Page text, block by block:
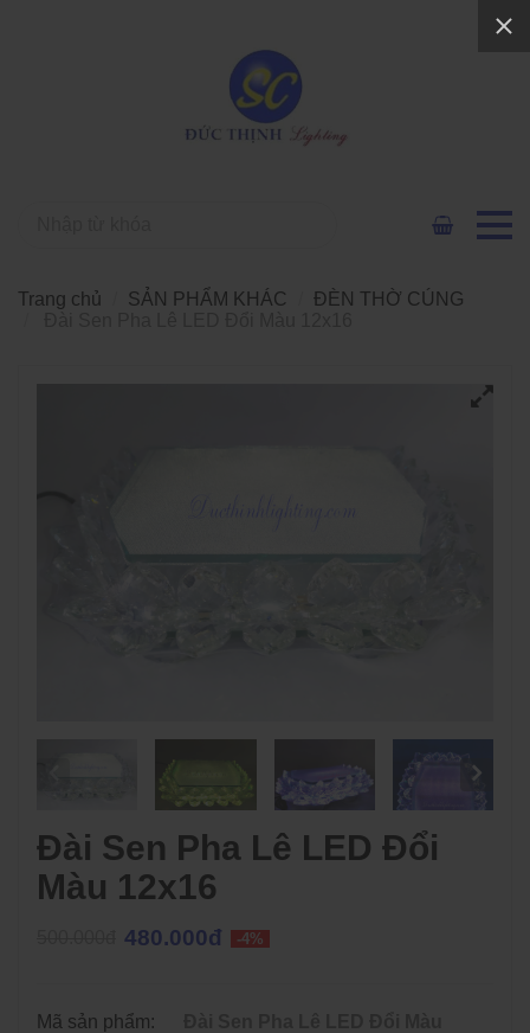
Đài Sen Pha Lê LED Đổi
Màu 12x16
480.000đ -4%
Mã sản phẩm:
Trang chủ SẢN PHẨM KHÁC
ĐÈN THỜ CÚNG